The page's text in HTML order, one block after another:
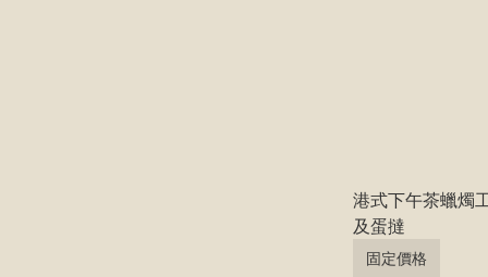
港式下午茶蠟燭
及蛋撻
固定價格